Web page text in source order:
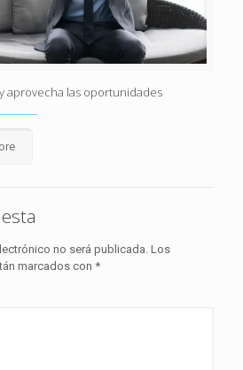
aprovecha las oportunidades
no será publicada. Los
marcados con *